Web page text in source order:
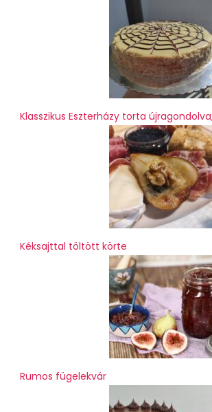
Klasszikus Eszterházy torta
Kéksajttal töltött körte
Rumos fügelekvár